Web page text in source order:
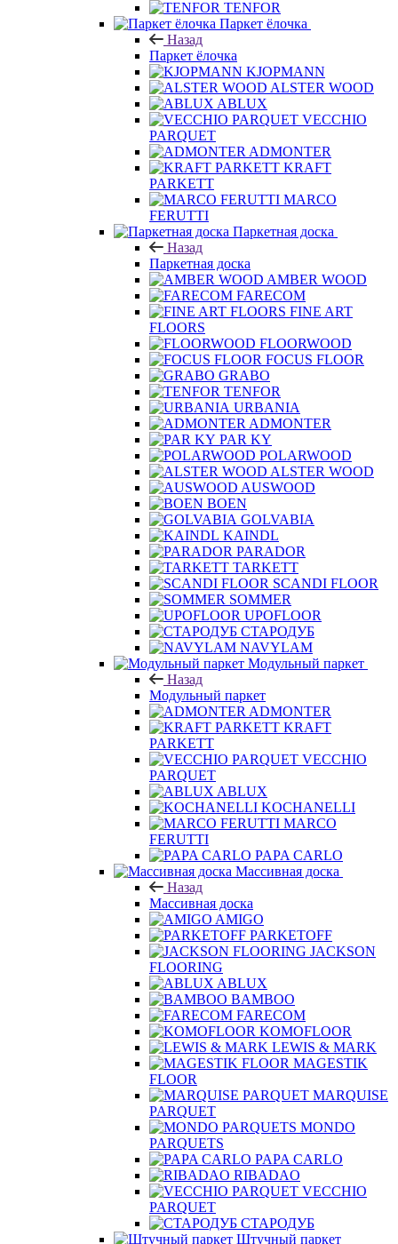
TENFOR
Паркет ёлочка
Назад
Паркет ёлочка
KJOPMANN
ALSTER WOOD
ABLUX
VECCHIO
PARQUET
ADMONTER
KRAFT
PARKETT
MARCO
FERUTTI
Паркетная доска
Назад
Паркетная доска
AMBER WOOD
FARECOM
FINE ART
FLOORS
FLOORWOOD
FOCUS FLOOR
GRABO
TENFOR
URBANIA
ADMONTER
PAR KY
POLARWOOD
ALSTER WOOD
AUSWOOD
BOEN
GOLVABIA
KAINDL
PARADOR
TARKETT
SCANDI FLOOR
SOMMER
UPOFLOOR
СТАРОДУБ
NAVYLAM
Модульный паркет
Назад
Модульный паркет
ADMONTER
KRAFT
PARKETT
VECCHIO
PARQUET
ABLUX
KOCHANELLI
MARCO
FERUTTI
PAPA CARLO
Массивная доска
Назад
Массивная доска
AMIGO
PARKETOFF
JACKSON
FLOORING
ABLUX
BAMBOO
FARECOM
KOMOFLOOR
LEWIS & MARK
MAGESTIK
FLOOR
MARQUISE
PARQUET
MONDO
PARQUETS
PAPA CARLO
RIBADAO
VECCHIO
PARQUET
СТАРОДУБ
Штучный паркет